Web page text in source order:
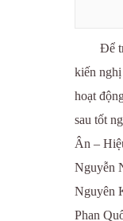
Để
kiến
hoạt
sau tốt
Ân –
Nguyễn
Nguyên
Phan